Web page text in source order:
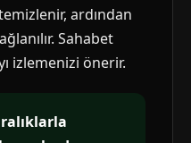
ardından
Sahabet
izlemenizi önerir.